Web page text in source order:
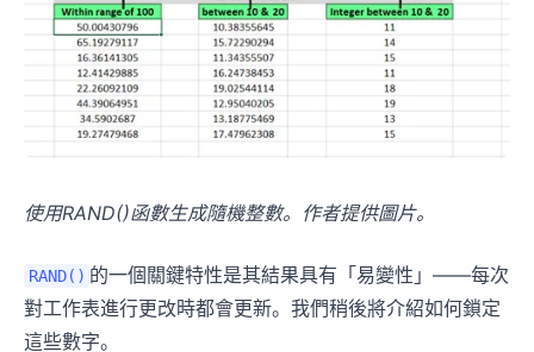
使用RAND()函數生成隨機整數。作者提供圖片。
RAND() 的一個關鍵特性是其結果具有「易變性」——每次
對工作表進行更改時都會更新。我們稍後將介紹如何鎖定
這些數字。